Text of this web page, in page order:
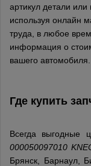
артикул детали или
используя онлайн
труда, в любое
информация о
вашего автомобиля.
Где купить
Всегда выгодные
000050097010
Брянск, Барнаул,